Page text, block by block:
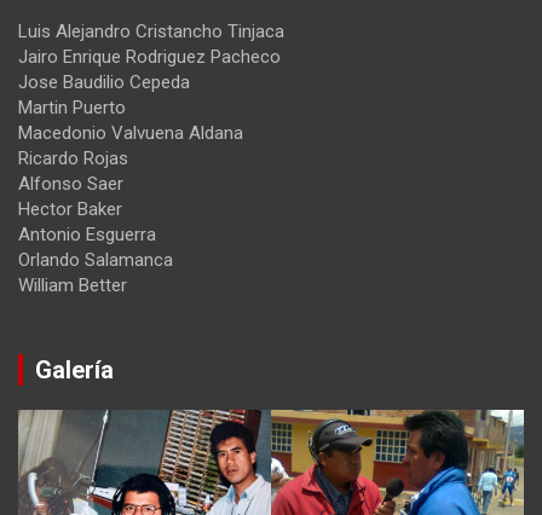
Luis Alejandro Cristancho Tinjaca
Jairo Enrique Rodriguez Pacheco
Jose Baudilio Cepeda
Martin Puerto
Macedonio Valvuena Aldana
Ricardo Rojas
Alfonso Saer
Hector Baker
Antonio Esguerra
Orlando Salamanca
William Better
Galería